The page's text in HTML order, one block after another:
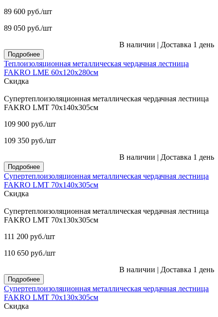
89 600 руб./шт
89 050 руб./шт
В наличии | Доставка 1 день
Подробнее
Теплоизоляционная металлическая чердачная лестница
FAKRO LME 60х120х280см
Скидка
Супертеплоизоляционная металлическая чердачная лестница
FAKRO LMT 70х140х305см
109 900 руб./шт
109 350 руб./шт
В наличии | Доставка 1 день
Подробнее
Супертеплоизоляционная металлическая чердачная лестница
FAKRO LMT 70х140х305см
Скидка
Супертеплоизоляционная металлическая чердачная лестница
FAKRO LMT 70х130х305см
111 200 руб./шт
110 650 руб./шт
В наличии | Доставка 1 день
Подробнее
Супертеплоизоляционная металлическая чердачная лестница
FAKRO LMT 70х130х305см
Скидка